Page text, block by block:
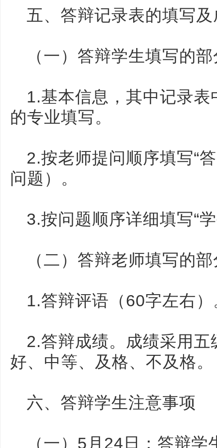
五、答辩记录表的填写
（一）答辩学生填写的
1.基本信息，其中记录
的专业填写。
2.按老师提问顺序填写“
问题）。
3.按问题顺序详细填写“
（二）答辩老师填写的
1.答辩评语（60字左右）
2.答辩成绩。成绩采用
好、中等、及格、不及格。
六、答辩学生注意事项
（一）5月24日：答辩